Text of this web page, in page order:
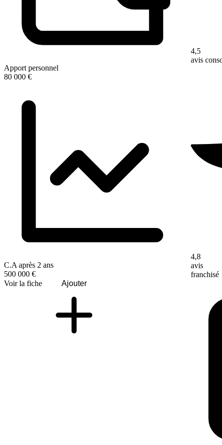
Apport personnel
80 000 €
C.A après 2 ans
500 000 €
Voir la fiche
Ajouter
4,5
avis
4,8
avis
franchisé